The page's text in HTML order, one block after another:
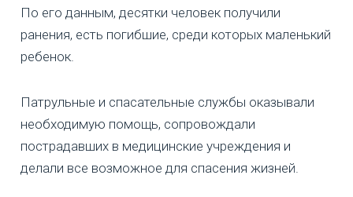
По его данным, десятки человек получили
ранения, есть погибшие, среди которых маленький
ребенок.
Патрульные и спасательные службы оказывали
необходимую помощь, сопровождали
пострадавших в медицинские учреждения и
делали все возможное для спасения жизней.